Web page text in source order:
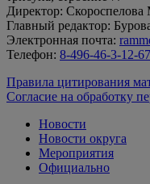
Директор:
Главный редактор:
Электронная почта:
Телефон: 8-496-46-3-12-67
Правила цитирования
Согласие на обработку
Новости
Новости округа
Мероприятия
Официально